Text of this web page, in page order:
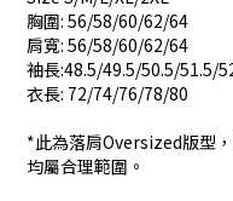
胸圍: 56/58/60/62/64
肩寬: 56/58/60/62/64
袖長:48.5/49.5/50.5/51.5/
衣長: 72/74/76/78/80
*此為落肩Oversized版型
均屬合理範圍。